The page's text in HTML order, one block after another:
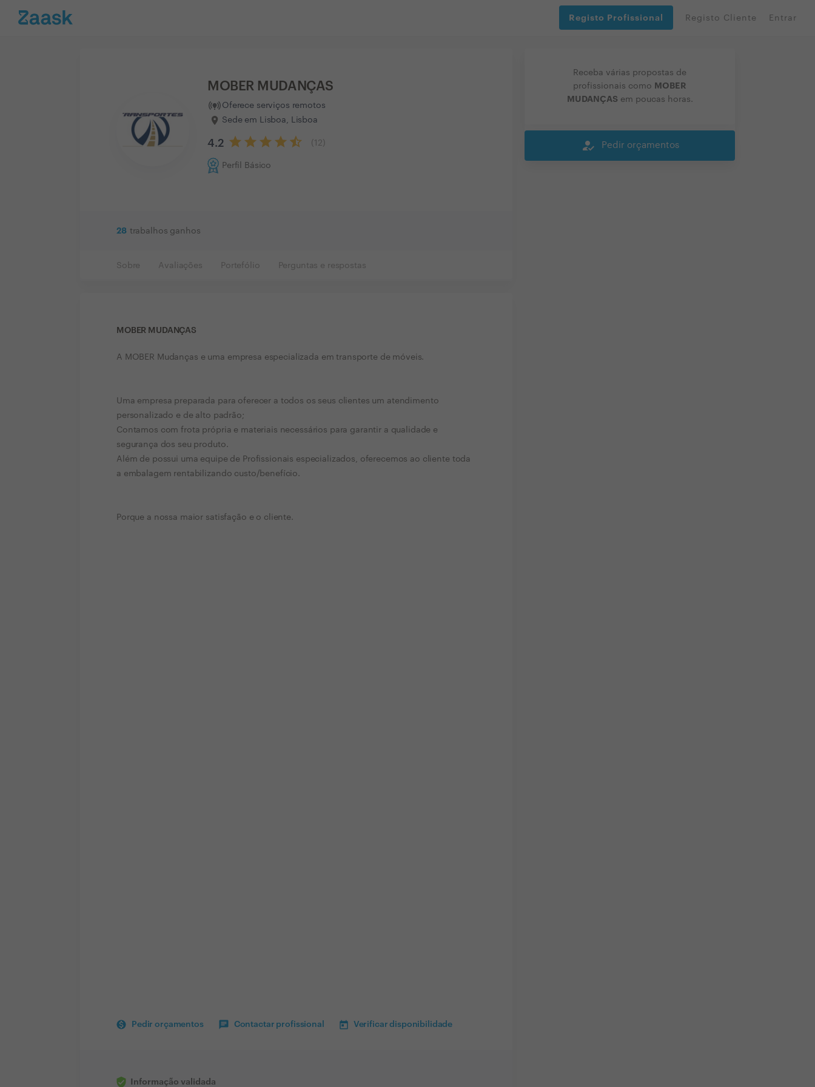
Registo Profissional Registo Cliente Entrar
MOBER MUDANÇAS
Oferece serviços remotos
Sede em Lisboa, Lisboa
4.2 ( 12
Perfil Básico
28 trabalhos ganhos
Sobre Avaliações Portefólio Perguntas e respostas
MOBER MUDANÇAS
A MOBER Mudanças e uma empresa especializada em transporte de móveis.
Uma empresa preparada para oferecer a todos os seus clientes um atendimento
personalizado e de alto padrão;
Contamos com frota própria e materiais necessários para garantir a qualidade e
segurança dos seu produto.
Além de possui uma equipe de Profissionais especializados, oferecemos ao cliente toda
a embalagem rentabilizando custo/benefício.
Porque a nossa maior satisfação e o cliente.
Pedir orçamentos Contactar profissional Verificar disponibilidade
Informação validada
Receba várias propostas de
profissionais como MOBER
MUDANÇAS em poucas horas.
how_to_reg Pedir orçamentos